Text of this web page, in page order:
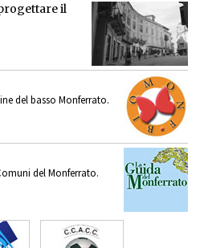
il
del basso Monferrato.
del Monferrato.